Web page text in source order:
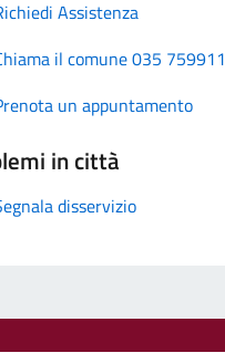
Assistenza
il comune 035 759911
un appuntamento
in città
disservizio